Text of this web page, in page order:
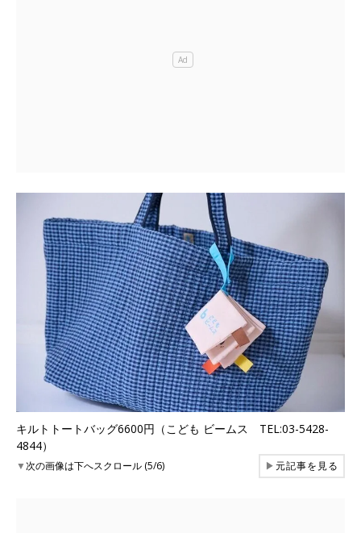
キルトトートバッグ6600円（こども ビームス TEL:03-5428-
4844）
▼次の画像は下へスクロール (5/6) ▶元記事を見る